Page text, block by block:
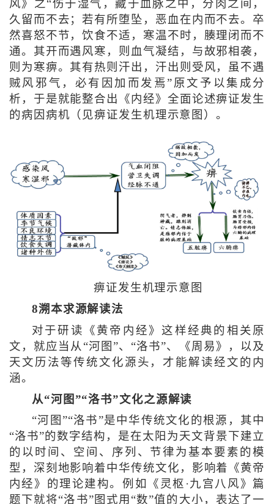
风》之“伤于湿气，藏于血脉之中，分肉之间，
久留而不去；若有所堕坠，恶血在内而不去。卒
然喜怒不节，饮食不适，寒温不时，腠理闭而不
通。其开而遇风寒，则血气凝结，与故邪相袭，
则为寒痹。其有热则汗出，汗出则受风，虽不遇
贼风邪气，必有因加而发焉”原文予以集成分
析，于是就能整合出《内经》全面论述痹证发生
的病因病机（见痹证发生机理示意图）。
痹证发生机理示意图
8溯本求源解读法
对于研读《黄帝内经》这样经典的相关原
文，就应当从“河图”、“洛书”、《周易》，以及
天文历法等传统文化源头，才能解读经文的内
涵。
从“河图”“洛书”文化之源解读
“河图”“洛书”是中华传统文化的根源，其中
“洛书”的数字结构，是在太阳为天文背景下建立
的以时间、空间、序列、节律为基本要素的模
型，深刻地影响着中华传统文化，影响着《黄帝
内经》的理论建构。例如《灵枢·九宫八风》篇
题下就将“洛书”图式用“数”值的大小，表达了一